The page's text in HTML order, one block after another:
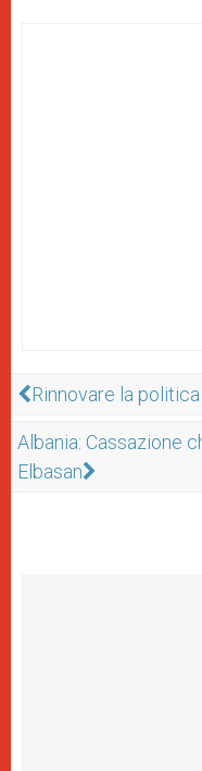
Rinnovare la
Albania: Cassazione
Elbasan